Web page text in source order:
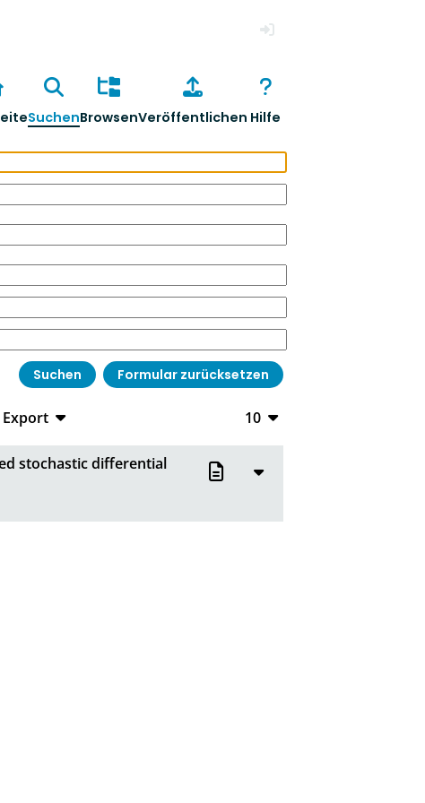
SuchenBrowsenVeröffentlichen Hilfe
Export
CSV
XML
10
10
20
50
stochastic differential